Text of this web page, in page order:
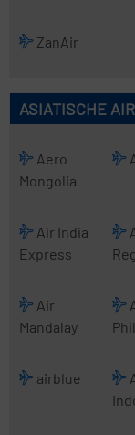
ZanAir
ASIATISCHE
Aero
Mongolia
Air India
Express
Air
Mandalay
airblue